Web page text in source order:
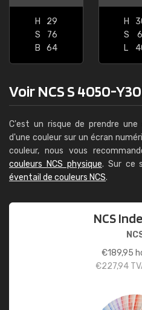
H
29
S
76
B
64
H
S
L
Voir NCS S 4050-
C'est un risque de prendre une
d'une couleur sur un écran
couleur, nous vous
couleurs NCS physique. Sur ce
éventail de couleurs NCS.
NCS
€189,95
€227,94